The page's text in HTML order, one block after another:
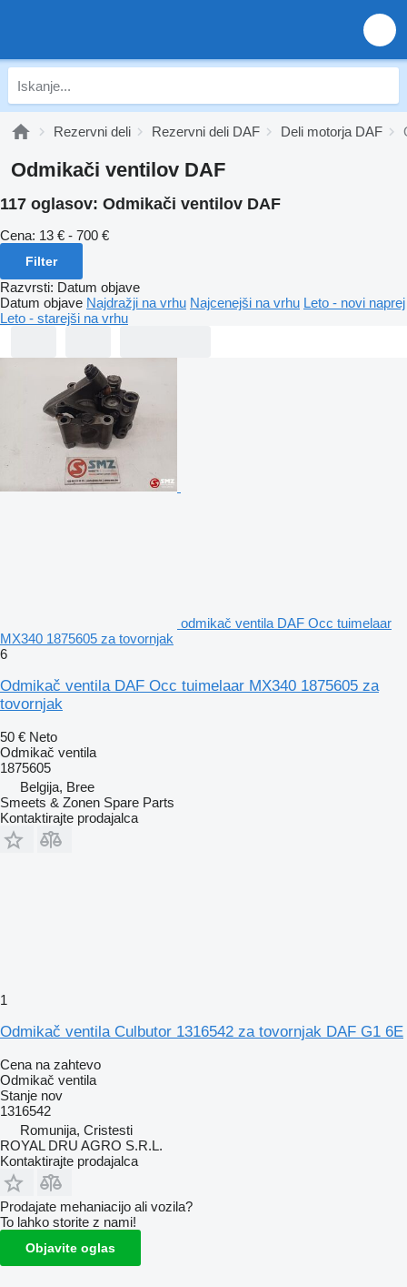
Rezervni deli Rezervni deli DAF Deli motorja DAF
Odmikači ventilov DAF
117 oglasov: Odmikači ventilov DAF
Cena: 13 € - 700 €
Filter
Razvrsti: Datum objave
Datum objave Najdražji na vrhu Najcenejši na vrhu Leto - novi naprej
Leto - starejši na vrhu
odmikač ventila DAF Occ tuimelaar
MX340 1875605 za tovornjak
6
Odmikač ventila DAF Occ tuimelaar MX340 1875605 za
tovornjak
50 € Neto
Odmikač ventila
1875605
Belgija, Bree
Smeets & Zonen Spare Parts
Kontaktirajte prodajalca
1
Odmikač ventila Culbutor 1316542 za tovornjak DAF G1 6E
Cena na zahtevo
Odmikač ventila
Stanje nov
1316542
Romunija, Cristesti
ROYAL DRU AGRO S.R.L.
Kontaktirajte prodajalca
Prodajate mehaniacijo ali vozila?
To lahko storite z nami!
Objavite oglas